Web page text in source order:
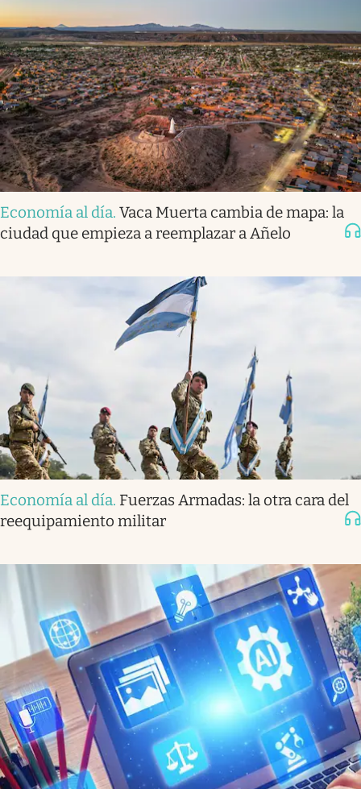
Economía al día. Vaca Muerta cambia de mapa: la
ciudad que empieza a reemplazar a Añelo
Economía al día. Fuerzas Armadas: la otra cara del
reequipamiento militar